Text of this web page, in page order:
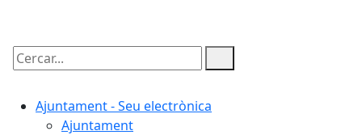
Cercar:
Ajuntament - Seu electrònica
Ajuntament